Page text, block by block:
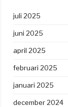
juli 2025
juni 2025
april 2025
februari 2025
januari 2025
december 2024